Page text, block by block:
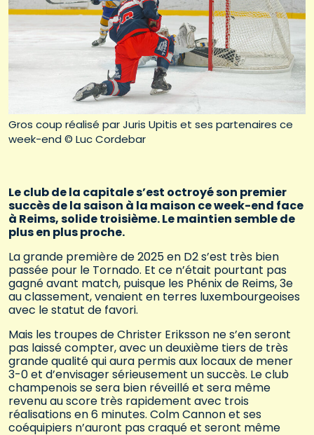
Gros coup réalisé par Juris Upitis et ses partenaires ce
week-end © Luc Cordebar
Le club de la capitale s’est octroyé son premier
succès de la saison à la maison ce week-end face
à Reims, solide troisième. Le maintien semble de
plus en plus proche.
La grande première de 2025 en D2 s’est très bien
passée pour le Tornado. Et ce n’était pourtant pas
gagné avant match, puisque les Phénix de Reims, 3e
au classement, venaient en terres luxembourgeoises
avec le statut de favori.
Mais les troupes de Christer Eriksson ne s’en seront
pas laissé compter, avec un deuxième tiers de très
grande qualité qui aura permis aux locaux de mener
3-0 et d’envisager sérieusement un succès. Le club
champenois se sera bien réveillé et sera même
revenu au score très rapidement avec trois
réalisations en 6 minutes. Colm Cannon et ses
coéquipiers n’auront pas craqué et seront même